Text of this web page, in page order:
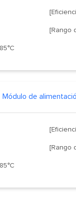
[Rango
Módulo de
[Rango